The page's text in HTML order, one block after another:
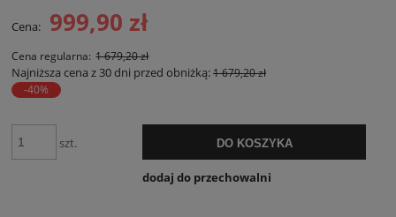
Cena: 999,90 zł
Cena regularna: 1 679,20 zł
Najniższa cena z 30 dni przed obniżką:1 679,20 zł
-40%
szt. DO KOSZYKA
dodaj do przechowalni